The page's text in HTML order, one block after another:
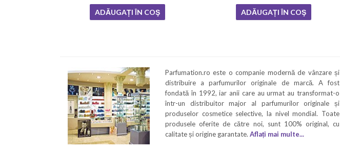
ADĂUGAȚI ÎN COŞ ADĂUGAȚI ÎN COŞ
Parfumation.ro este o companie modernă de vânzare și
distribuire a parfumurilor originale de marcă. A fost
fondată în 1992, iar anii care au urmat au transformat-o
într-un distribuitor major al parfumurilor originale și
produselor cosmetice selective, la nivel mondial. Toate
produsele oferite de către noi, sunt 100% original, cu
calitate și origine garantate. Aflați mai multe...